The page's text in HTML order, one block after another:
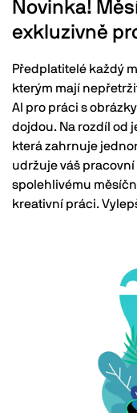
Novinka!
exkluzivně
Předplatitelé každý
kterým mají
AI pro práci s
dojdou. Na rozdíl od
která zahrnuje
udržuje váš
spolehlivému
kreativní práci.